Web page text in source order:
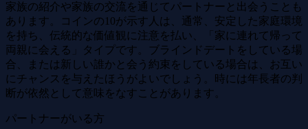
家族の紹介や家族の交流を通じてパートナーと出会うことも
あります。コインの10が示す人は、通常、安定した家庭環境
を持ち、伝統的な価値観に注意を払い、「家に連れて帰って
両親に会える」タイプです。ブラインドデートをしている場
合、または新しい誰かと会う約束をしている場合は、お互い
にチャンスを与えたほうがよいでしょう。時には年長者の判
断が依然として意味をなすことがあります。
パートナーがいる方